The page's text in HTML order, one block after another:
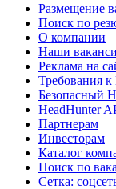
Размещение
Поиск по
О компании
Наши
Реклама на
Требования
Безопасный
HeadHunter
Партнерам
Инвесторам
Каталог
Поиск по
Сетка: